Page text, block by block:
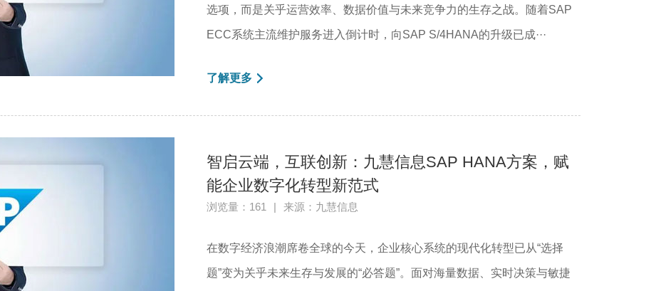
选项，而是关乎运营效率、数据价值与未来竞争力的生存之战。随着SAP
ECC系统主流维护服务进入倒计时，向SAP S/4HANA的升级已成···
了解更多
智启云端，互联创新：九慧信息SAP HANA方案，赋
能企业数字化转型新范式
浏览量：161 | 来源：九慧信息
在数字经济浪潮席卷全球的今天，企业核心系统的现代化转型已从“选择
题”变为关乎未来生存与发展的“必答题”。面对海量数据、实时决策与敏捷